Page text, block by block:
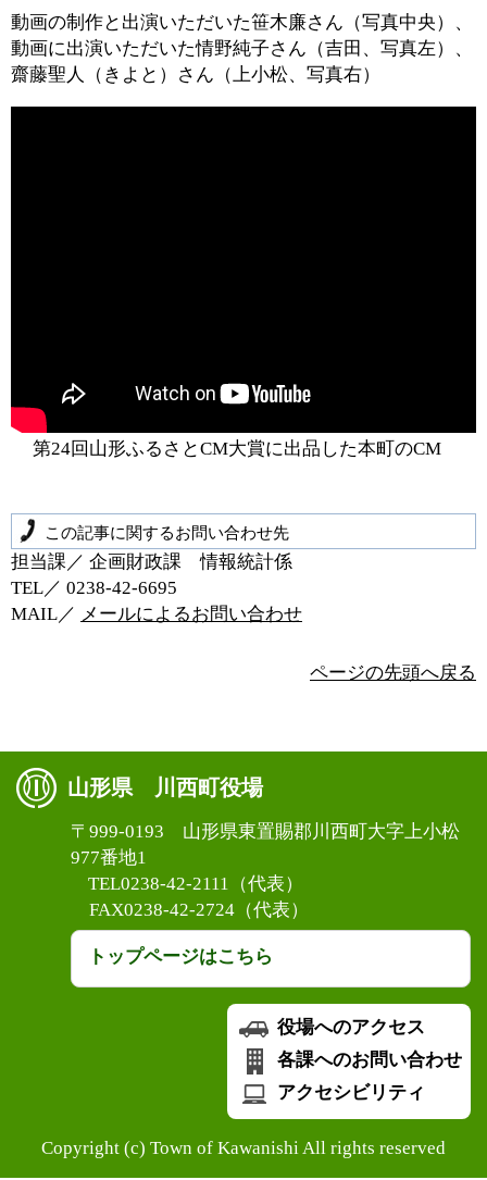
動画の制作と出演いただいた笹木廉さん（写真中央）、
動画に出演いただいた情野純子さん（吉田、写真左）、
齋藤聖人（きよと）さん（上小松、写真右）
第24回山形ふるさとCM大賞に出品した本町のCM
この記事に関するお問い合わせ先
担当課／ 企画財政課 情報統計係
TEL／ 0238‐42‐6695
MAIL／ メールによるお問い合わせ
ページの先頭へ戻る
山形県 川西町役場
〒999-0193 山形県東置賜郡川西町大字上小松
977番地1
TEL0238-42-2111（代表）
FAX0238-42-2724（代表）
トップページはこちら
役場へのアクセス
各課へのお問い合わせ
アクセシビリティ
Copyright (c) Town of Kawanishi All rights reserved